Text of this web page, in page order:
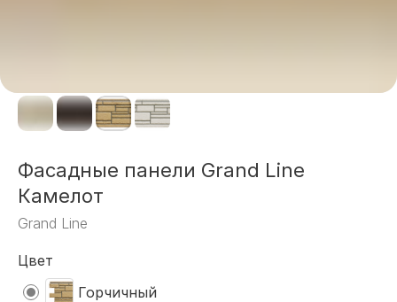
Фасадные панели Grand Line
Камелот
Grand Line
Цвет
Горчичный